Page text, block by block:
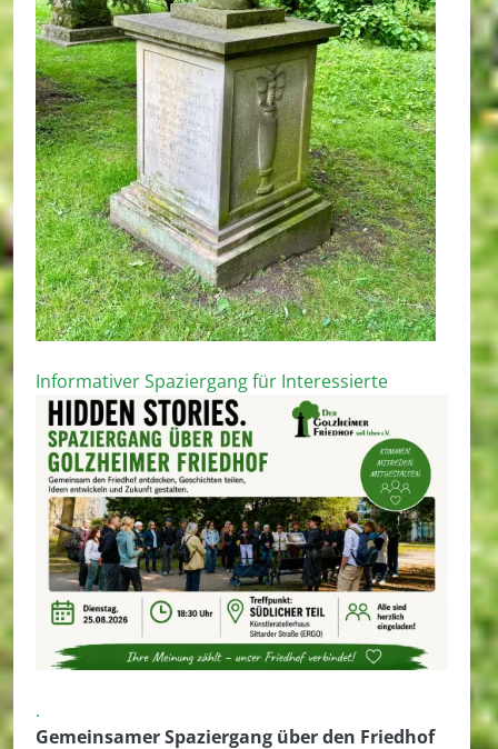
Informativer Spaziergang für Interessierte
.
Gemeinsamer Spaziergang über den Friedhof